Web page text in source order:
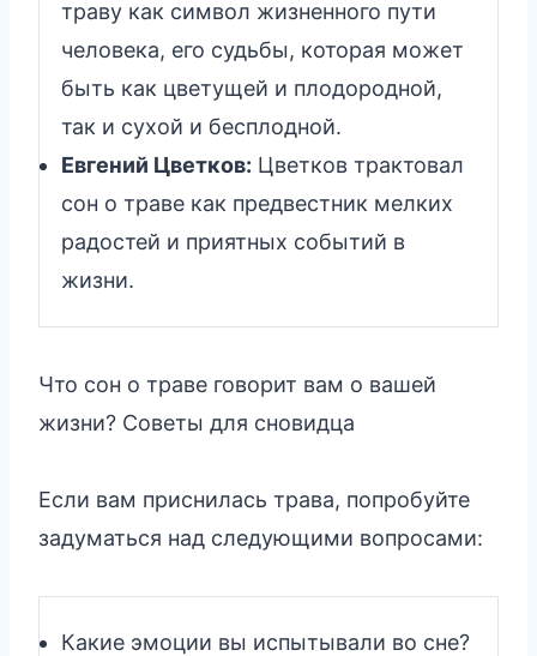
траву как символ жизненного пути
человека, его судьбы, которая может
быть как цветущей и плодородной,
так и сухой и бесплодной.
Евгений Цветков: Цветков трактовал
сон о траве как предвестник мелких
радостей и приятных событий в
жизни.
Что сон о траве говорит вам о вашей
жизни? Советы для сновидца
Если вам приснилась трава, попробуйте
задуматься над следующими вопросами:
Какие эмоции вы испытывали во сне?